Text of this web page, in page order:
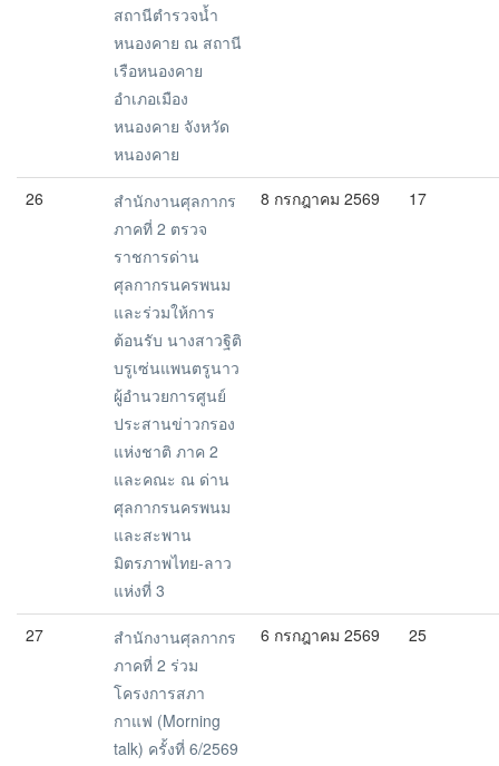
สถานีตำรวจน้ำ
หนองคาย ณ สถานี
เรือหนองคาย
อำเภอเมือง
หนองคาย จังหวัด
หนองคาย
26
สำนักงานศุลกากร
ภาคที่ 2 ตรวจ
ราชการด่าน
ศุลกากรนครพนม
และร่วมให้การ
ต้อนรับ นางสาวฐิติ
บรูเซ่นแพนตรูนาว
ผู้อำนวยการศูนย์
ประสานข่าวกรอง
แห่งชาติ ภาค 2
และคณะ ณ ด่าน
ศุลกากรนครพนม
และสะพาน
มิตรภาพไทย-ลาว
แห่งที่ 3
8 กรกฎาคม 2569 17
27
สำนักงานศุลกากร
ภาคที่ 2 ร่วม
โครงการสภา
กาแฟ (Morning
talk) ครั้งที่ 6/2569
6 กรกฎาคม 2569 25